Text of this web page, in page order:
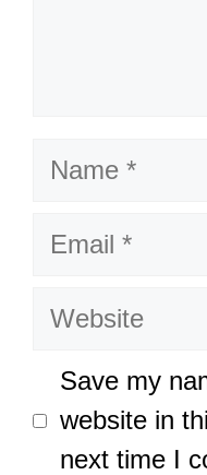
Name
Email
Website
Save my
website in
next time I